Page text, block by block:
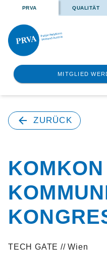
PRVA QUALITÄT
MITGLIED
ZURÜCK
KOMKON
TECH GATE // Wien